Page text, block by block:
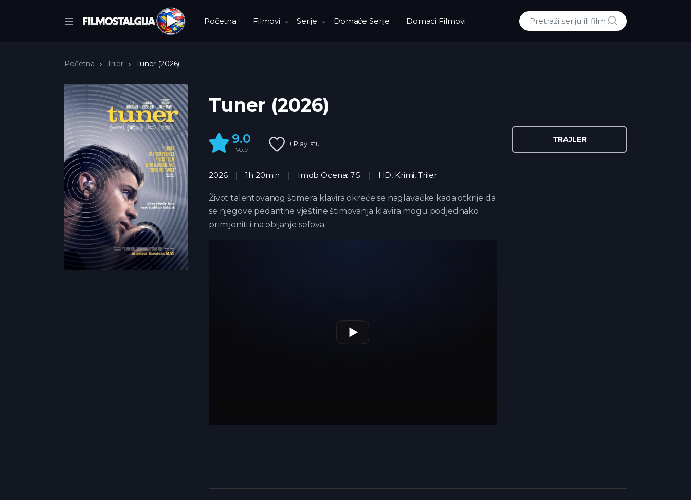
Početna Filmovi Serije Domaće Serije Domaci Filmovi
Traži:
POTRAZI
Početna Triler Tuner (2026)
TRAJLER
Tuner (2026)
9.0
1 Vote
+ Playlistu
2026 1h 20min Imdb Ocena: 7.5 HD, Krimi, Triler
Život talentovanog štimera klavira okreće se naglavačke kada otkrije da
se njegove pedantne vještine štimovanja klavira mogu podjednako
primijeniti i na obijanje sefova.